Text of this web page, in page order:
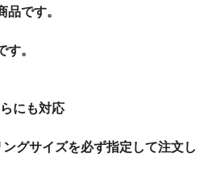
品です。
す。
にも対応
グサイズを必ず指定して注文し